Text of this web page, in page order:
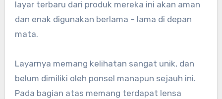
layar terbaru dari produk mereka ini akan aman
dan enak digunakan berlama – lama di depan
mata.
Layarnya memang kelihatan sangat unik, dan
belum dimiliki oleh ponsel manapun sejauh ini.
Pada bagian atas memang terdapat lensa